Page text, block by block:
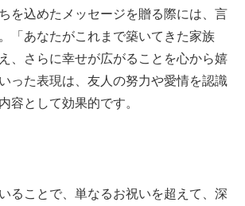
を込めたメッセージを贈る際には、言
「あなたがこれまで築いてきた家族
、さらに幸せが広がることを心から嬉
った表現は、友人の努力や愛情を認識
容として効果的です。
ることで、単なるお祝いを超えて、深